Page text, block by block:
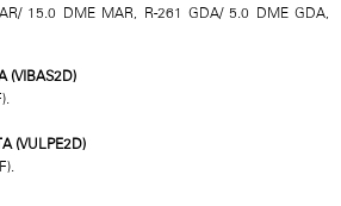
15.0 DME MAR, R-261 GDA/ 5.0 DME GDA,
(VIBAS2D)
(VULPE2D)